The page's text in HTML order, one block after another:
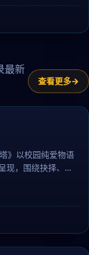
最新
查看更多
99:23
》以校园纯爱物语
现，围绕抉择、命
体、台词余韵悠
线观看。
45:25